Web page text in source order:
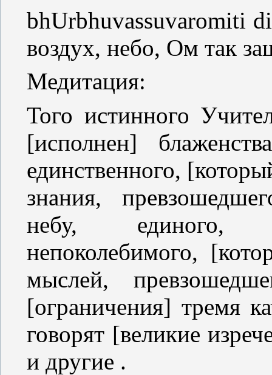
bhUrbhuvassuvaromiti
воздух, небо, Ом так
Медитация:
Того истинного
[исполнен]
единственного,
знания,
небу, единого,
непоколебимого,
мыслей,
[ограничения] тремя
говорят [великие
и другие .